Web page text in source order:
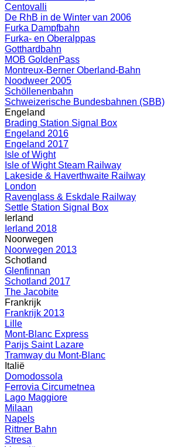
Centovalli
De RhB in de Winter van 2006
Furka Dampfbahn
Furka- en Oberalppas
Gotthardbahn
MOB GoldenPass
Montreux-Berner Oberland-Bahn
Noodweer 2005
Schöllenenbahn
Schweizerische Bundesbahnen (SBB)
Engeland
Brading Station Signal Box
Engeland 2016
Engeland 2017
Isle of Wight
Isle of Wight Steam Railway
Lakeside & Haverthwaite Railway
London
Ravenglass & Eskdale Railway
Settle Station Signal Box
Ierland
Ierland 2018
Noorwegen
Noorwegen 2013
Schotland
Glenfinnan
Schotland 2017
The Jacobite
Frankrijk
Frankrijk 2013
Lille
Mont-Blanc Express
Parijs Saint Lazare
Tramway du Mont-Blanc
Italië
Domodossola
Ferrovia Circumetnea
Lago Maggiore
Milaan
Napels
Rittner Bahn
Stresa